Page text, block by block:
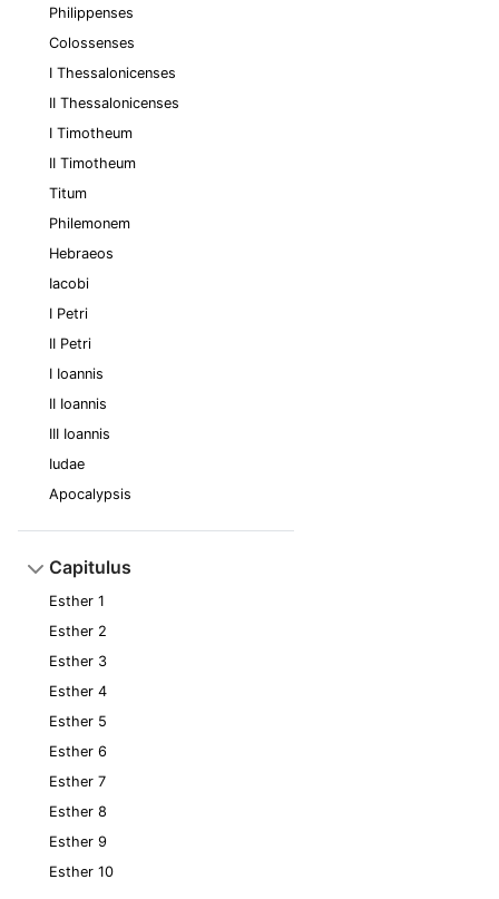
Philippenses
Colossenses
I Thessalonicenses
II Thessalonicenses
I Timotheum
II Timotheum
Titum
Philemonem
Hebraeos
Iacobi
I Petri
II Petri
I Ioannis
II Ioannis
III Ioannis
Iudae
Apocalypsis
Capitulus
Esther 1
Esther 2
Esther 3
Esther 4
Esther 5
Esther 6
Esther 7
Esther 8
Esther 9
Esther 10